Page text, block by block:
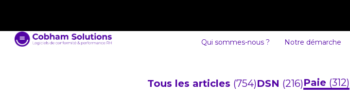
Qui sommes-nous ? Notre démarche
Tous les articles (754)DSN (216)Paie (312)